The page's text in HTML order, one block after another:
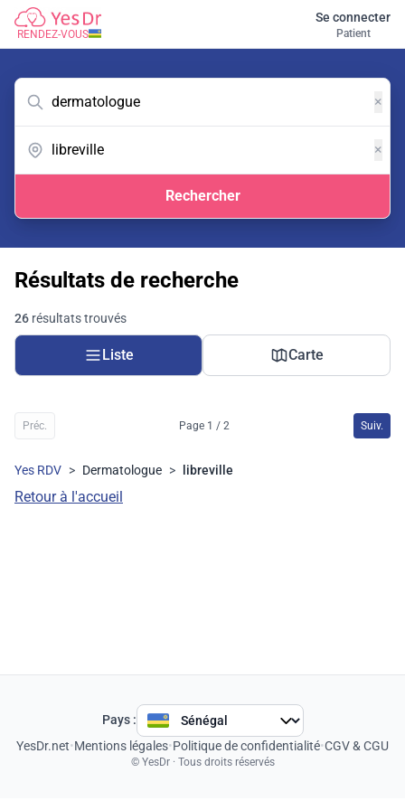
RENDEZ-VOUS
Se connecter
Patient
×
×
Rechercher
Résultats de recherche
26 résultats trouvés
Liste Carte
Préc. Page 1 / 2 Suiv.
Yes RDV > Dermatologue > libreville
Retour à l'accueil
Pays :
YesDr.net•Mentions légales•Politique de confidentialité•CGV & CGU
© YesDr · Tous droits réservés